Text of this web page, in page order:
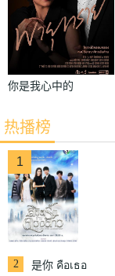
你是我心中的
ตะวัน
热播榜
1
2
是你 คือเธอ